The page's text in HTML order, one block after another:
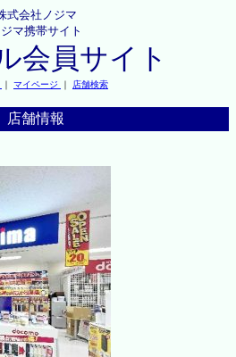
式会社ノジマ
ジマ携帯サイト
会員サイト
｜ マイページ ｜ 店舗検索
店舗情報